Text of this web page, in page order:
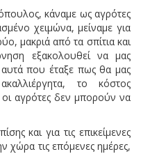
κάναμε ως αγρότες
χειμώνα, μείναμε για
μακριά από τα σπίτια και
εξακολουθεί να μας
που έταξε πως θα μας
το κόστος
αγρότες δεν μπορούν να
και για τις επικείμενες
χώρα τις επόμενες ημέρες,